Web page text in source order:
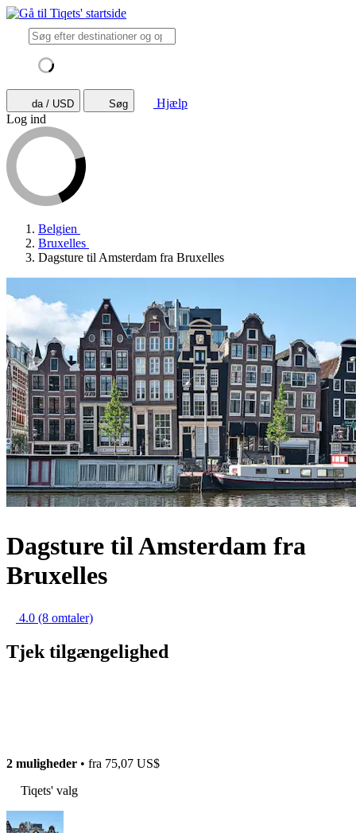
da / USD Søg
Hjælp
Log ind
Belgien
Bruxelles
Dagsture til Amsterdam fra Bruxelles
Dagsture til Amsterdam fra
Bruxelles
4.0 (8 omtaler)
Tjek tilgængelighed
2 muligheder • fra 75,07 US$
Tiqets' valg